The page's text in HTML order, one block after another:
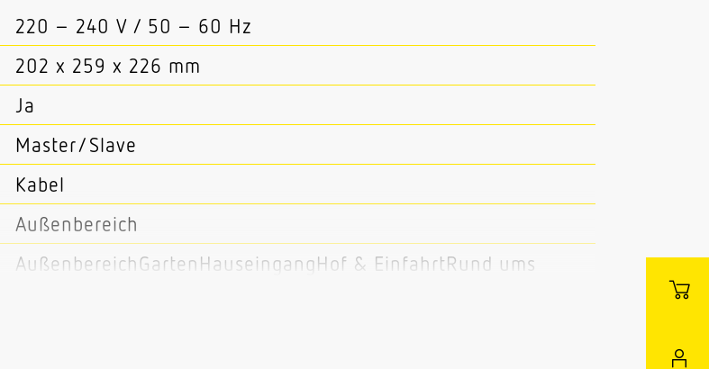
220 – 240 V / 50 – 60 Hz
202 x 259 x 226 mm
Ja
Master/Slave
Kabel
Außenbereich
AußenbereichGartenHauseingangHof & EinfahrtRund ums